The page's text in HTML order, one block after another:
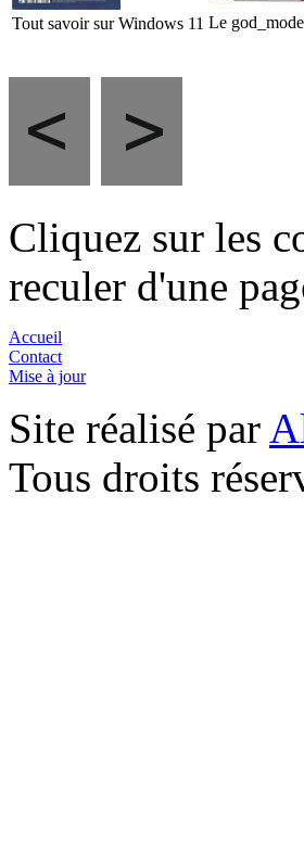
Tout savoir sur Windows 11 Le
Cliquez sur les
reculer d'une
Accueil
Contact
Mise à jour
Site réalisé par
Tous droits